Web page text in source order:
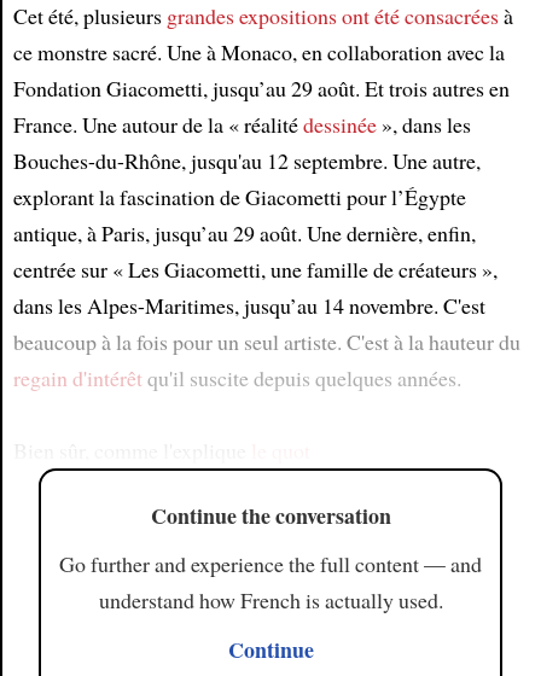
Cet été, plusieurs grandes expositions ont été consacréesà
ce monstre sacré. Une à Monaco, en collaboration avec la
Fondation Giacometti, jusqu’au 29 août. Et trois autres en
France. Une autour de la « réalitédessinée», dans les
Bouches-du-Rhône, jusqu'au 12 septembre. Une autre,
explorant la fascination de Giacometti pour l’Égypte
antique, à Paris, jusqu’au 29 août. Une dernière, enfin,
centrée sur « Les Giacometti, une famille de créateurs »,
dans les Alpes-Maritimes, jusqu’au 14 novembre. C'est
beaucoup à la fois pour un seul artiste. C'est à la hauteur du
regain d'intérêtqu'il suscite depuis quelques années.
Continue the conversation
Go further and experience the full content — and
understand how French is actually used.
Continue